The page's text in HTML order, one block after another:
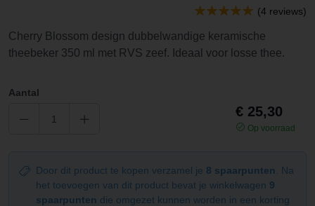
(4 reviews)
Cherry Blossom design dubbelwandige keramische
theebeker 350 ml met RVS zeef. Ideaal voor losse thee.
Aantal
€ 25,30
Op voorraad
Door dit product te kopen verzamel je 8 spaarpunten
. Na
het toevoegen van dit product bevat je winkelwagen 9
spaarpunten die omgezet kunnen worden in een korting